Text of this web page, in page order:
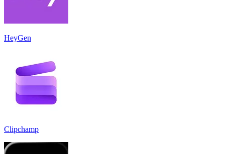
HeyGen
Clipchamp